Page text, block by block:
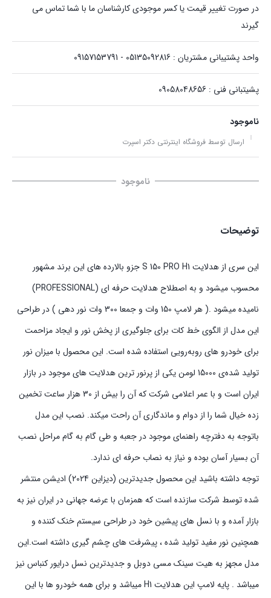
در صورت تغییر قیمت یا کسر موجودی کارشناسان ما با شما تماس می
گیرند
واحد پشتیبانی مشتریان : 05135092816 - 09157153791
پشیتبانی فنی : 09058048656
ناموجود
ارسال توسط فروشگاه اینترنتی دکتر اسپرت
ناموجود
توضیحات
این سری از هدلایت S 150 PRO H1 جزو بالارده های این برند مشهور
محسوب میشود و به اصطلاح هدلایت حرفه ای (PROFESSIONAL)
نامیده میشود .( هر لامپ 150 وات و جمعا 300 وات نور دهی ) در طراحی
این مدل از الگوی خط کات برای جلوگیری از پخش نور و ایجاد مزاحمت
برای خودرو های روبه‌رویی استفاده شده است. این محصول با میزان نور
تولید شده‌ی 15000 لومن یکی از پرنور ترین هدلایت های موجود در بازار
ایران است و با عمر اعلامی شرکت که آن را بیش از 30 هزار ساعت تخمین
زده خیال شما را از دوام و ماندگاری آن راحت میکند. نصب این مدل
باتوجه به دفترچه راهنمای موجود در جعبه و طی گام به گام مراحل نصب
آن بسیار آسان بوده و نیاز به نصاب حرفه ای ندارد.
توجه داشته باشید این محصول جدیدترین (دیزاین 2024) ادیشن منتشر
شده توسط شرکت سازنده است که همزمان با عرضه جهانی در ایران نیز به
بازار آمده و با نسل های پیشین خود در طراحی سیستم خنک کننده و
همچنین نور مفید تولید شده ، پیشرفت های چشم گیری داشته است.این
مدل مجهز به هیت سینک مسی دوبل و جدیدترین نسل درایور کنباس نیز
میباشد . پایه لامپ این هدلایت H1 میباشد و برای همه خودرو ها با این